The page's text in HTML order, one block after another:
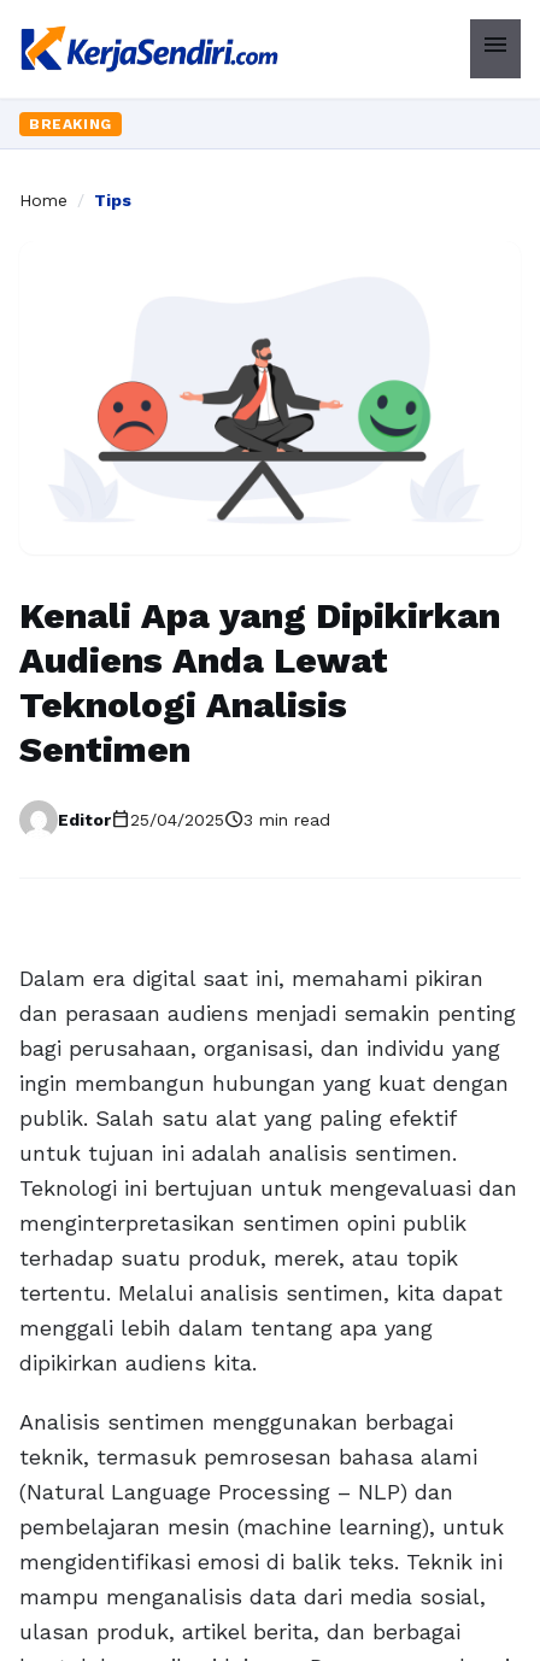
menu
BREAKING
Home / Tips
Kenali Apa yang Dipikirkan
Audiens Anda Lewat
Teknologi Analisis
Sentimen
Editorcalendar_today25/04/2025schedule3 min read
Dalam era digital saat ini, memahami pikiran
dan perasaan audiens menjadi semakin penting
bagi perusahaan, organisasi, dan individu yang
ingin membangun hubungan yang kuat dengan
publik. Salah satu alat yang paling efektif
untuk tujuan ini adalah analisis sentimen.
Teknologi ini bertujuan untuk mengevaluasi dan
menginterpretasikan sentimen opini publik
terhadap suatu produk, merek, atau topik
tertentu. Melalui analisis sentimen, kita dapat
menggali lebih dalam tentang apa yang
dipikirkan audiens kita.
Analisis sentimen menggunakan berbagai
teknik, termasuk pemrosesan bahasa alami
(Natural Language Processing – NLP) dan
pembelajaran mesin (machine learning), untuk
mengidentifikasi emosi di balik teks. Teknik ini
mampu menganalisis data dari media sosial,
ulasan produk, artikel berita, dan berbagai